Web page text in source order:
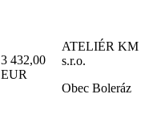
3 432,00
EUR
ATELIÉR KM
s.r.o.
Obec Boleráz